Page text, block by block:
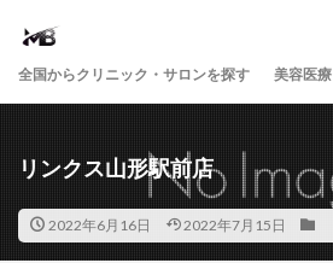
全国からクリニック・サロンを探す 美容医療
リンクス山形駅前店
2022年6月16日 2022年7月15日